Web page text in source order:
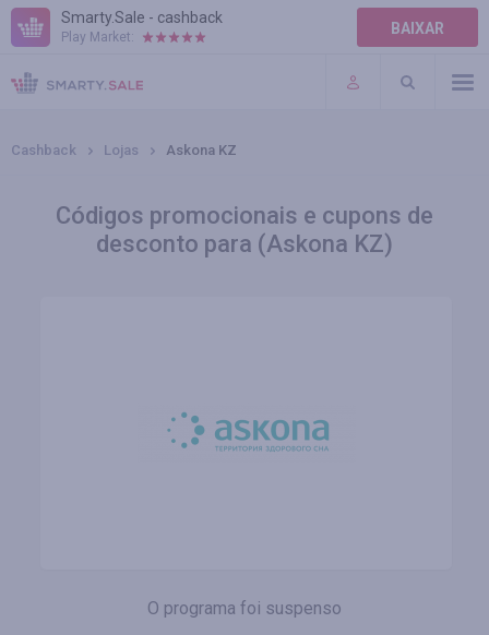
Smarty.Sale - cashback
Play Market: BAIXAR
AJUDA
TERMOS DE USO
Cashback Lojas Askona KZ
Códigos promocionais e cupons de
desconto para (Askona KZ)
O programa foi suspenso